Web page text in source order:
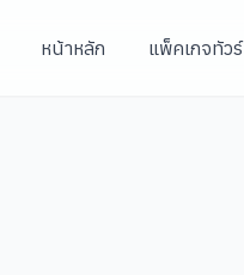
หน้าหลัก แพ็คเกจทัวร์